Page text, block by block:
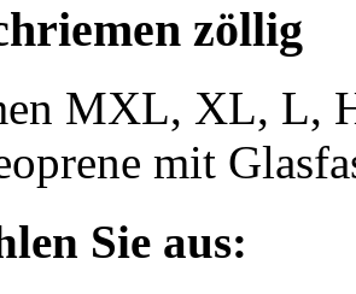
zöllig
MXL, XL, L,
mit
Sie aus: